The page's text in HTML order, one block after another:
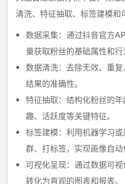
清洗、特征抽取、标签建模和
数据采集：通过抖音官方
量获取粉丝的基础属性和行
数据清洗：去除无效、重
结果的准确性。
特征抽取：结构化粉丝的
趣、活跃度等关键特征。
标签建模：利用机器学习
群、打标签，实现画像自动
可视化呈现：通过数据可
转化为直观的图表和报表。